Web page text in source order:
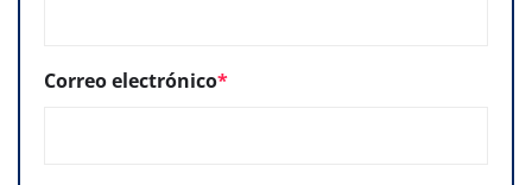
Correo electrónico*